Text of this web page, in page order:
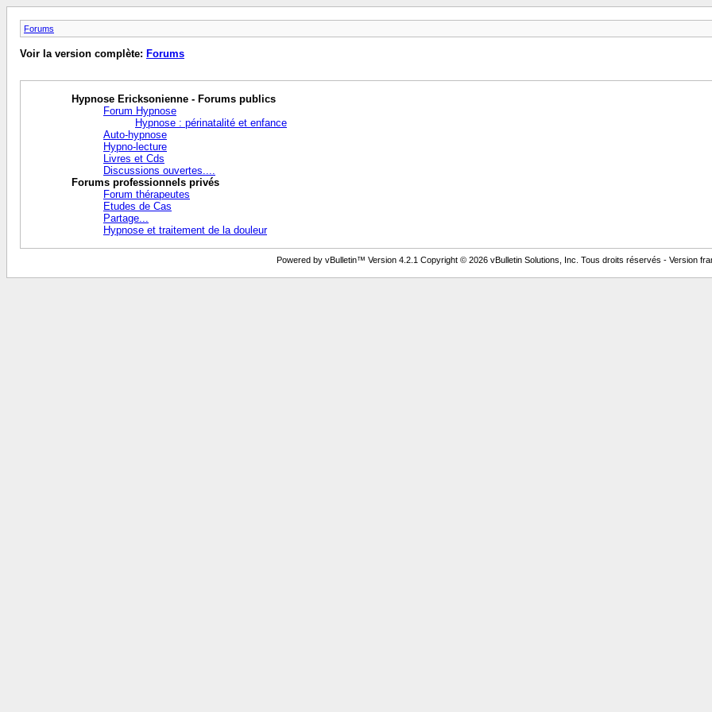
Forums
Voir la version complète: Forums
Hypnose Ericksonienne - Forums publics
Forum Hypnose
Hypnose : périnatalité et enfance
Auto-hypnose
Hypno-lecture
Livres et Cds
Discussions ouvertes....
Forums professionnels privés
Forum thérapeutes
Etudes de Cas
Partage...
Hypnose et traitement de la douleur
Powered by vBulletin™ Version 4.2.1 Copyright © 2026 vBulletin Solutions, Inc. Tous droits réservés - Version